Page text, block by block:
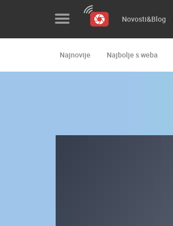
Novosti&Blog
Najnovije Najbolje s weba